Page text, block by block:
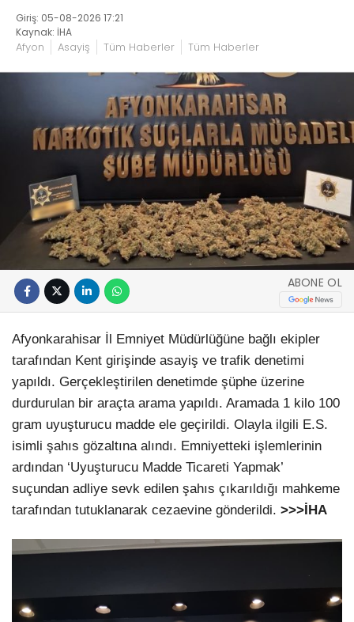
Giriş: 05-08-2026 17:21
Kaynak: İHA
Afyon Asayiş Tüm Haberler Tüm Haberler
ABONE OL
Afyonkarahisar İl Emniyet Müdürlüğüne bağlı ekipler
tarafından Kent girişinde asayiş ve trafik denetimi
yapıldı. Gerçekleştirilen denetimde şüphe üzerine
durdurulan bir araçta arama yapıldı. Aramada 1 kilo 100
gram uyuşturucu madde ele geçirildi. Olayla ilgili E.S.
isimli şahıs gözaltına alındı. Emniyetteki işlemlerinin
ardından ‘Uyuşturucu Madde Ticareti Yapmak’
suçundan adliye sevk edilen şahıs çıkarıldığı mahkeme
tarafından tutuklanarak cezaevine gönderildi. >>>İHA